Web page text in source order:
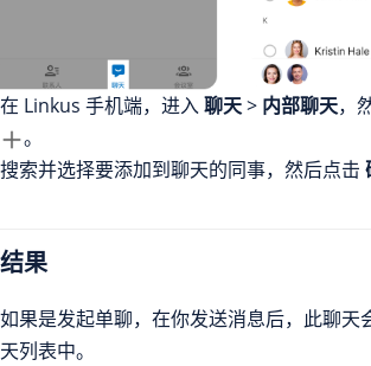
在 Linkus 手机端，进入聊天> 内部聊天，
。
搜索并选择要添加到聊天的同事，然后点击
果
如果是发起单聊，在你发送消息后，此聊天
天列表中。